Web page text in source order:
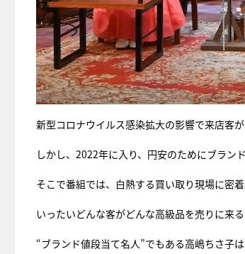
新型コロナウイルス感染拡大の影響で来店客
しかし、2022年に入り、円安のためにブラン
そこで番組では、白熱する買い取り現場に密
いったいどんな客がどんな高級品を売りに来
“ブランド値段当て名人”でもある高嶋ちさ子